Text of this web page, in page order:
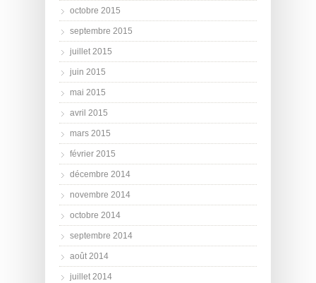
octobre 2015
septembre 2015
juillet 2015
juin 2015
mai 2015
avril 2015
mars 2015
février 2015
décembre 2014
novembre 2014
octobre 2014
septembre 2014
août 2014
juillet 2014